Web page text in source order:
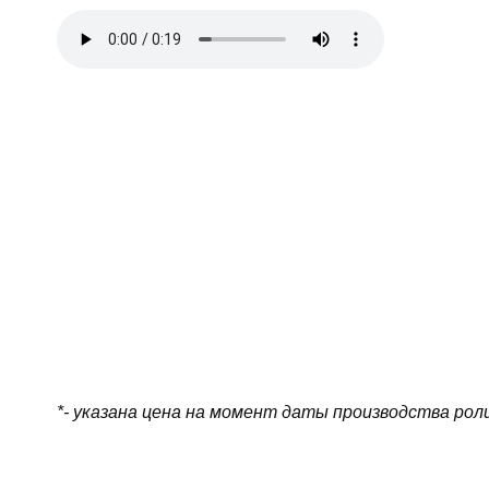
*- указана цена на момент даты производства